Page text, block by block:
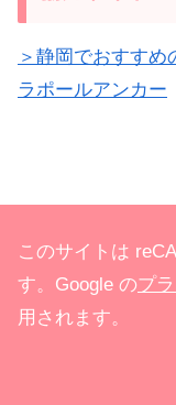
＞静岡でおすす
ラポールアンカー
このサイトは
す。Google のプ
用されます。